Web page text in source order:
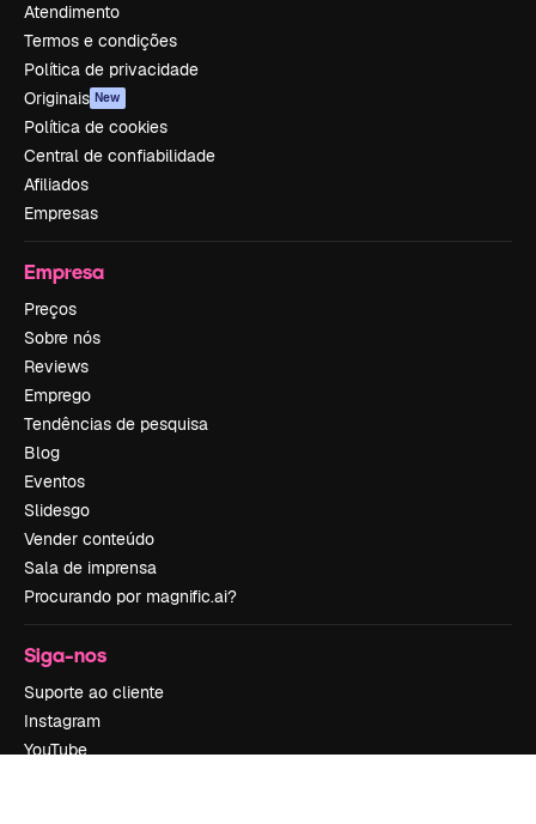
Atendimento
Termos e condições
Política de privacidade
Originais New
Política de cookies
Central de confiabilidade
Afiliados
Empresas
Empresa
Preços
Sobre nós
Reviews
Emprego
Tendências de pesquisa
Blog
Eventos
Slidesgo
Vender conteúdo
Sala de imprensa
Procurando por magnific.ai?
Siga-nos
Suporte ao cliente
Instagram
YouTube